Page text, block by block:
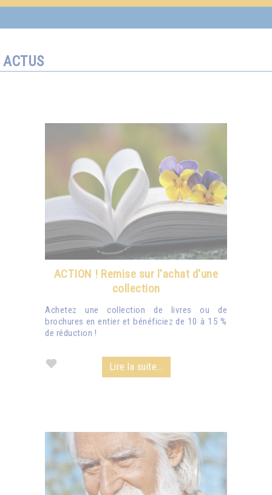
ACTUS
ACTION ! Remise sur l'achat d'une
collection
Achetez une collection de livres ou de
brochures en entier et bénéficiez de 10 à 15 %
de réduction !
Lire la suite...